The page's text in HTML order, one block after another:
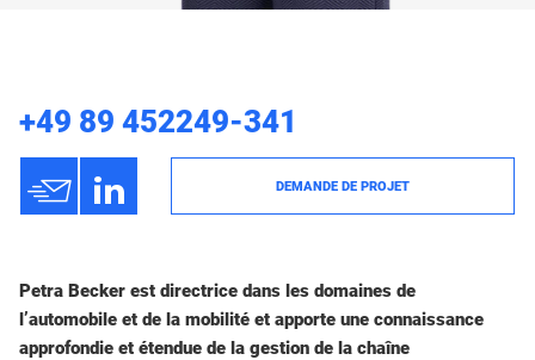
+49 89 452249-341
h 3 DEMANDE DE PROJET
Petra Becker est directrice dans les domaines de
l’automobile et de la mobilité et apporte une connaissance
approfondie et étendue de la gestion de la chaîne